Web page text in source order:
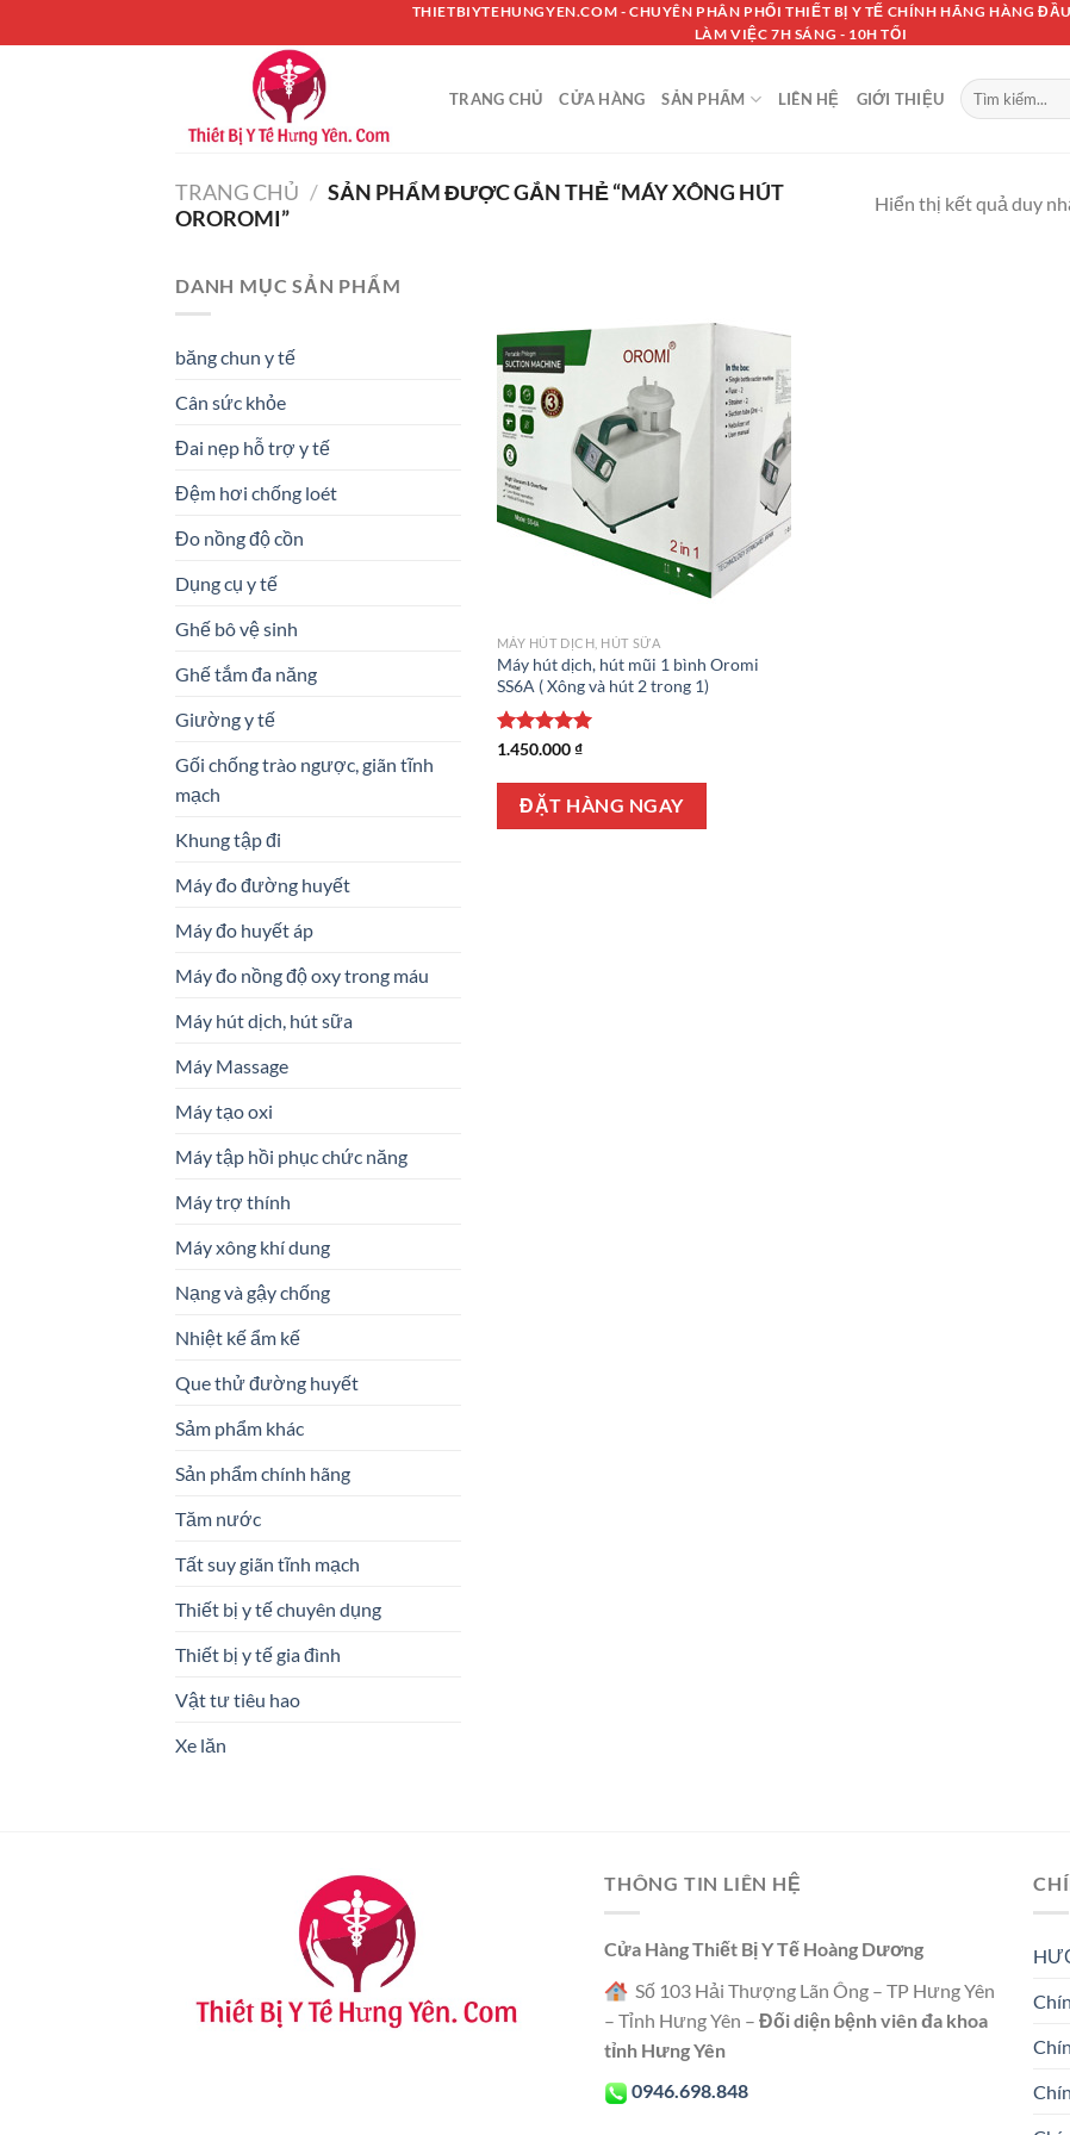
đến
THIETBIYTEHUNGYEN.COM - CHUYÊN PHÂN PHỐI THIẾT BỊ Y TẾ CHÍNH HÃNG HÀNG
LÀM VIỆC 7H SÁNG - 10H TỐI
TRANG CHỦ CỬA HÀNG SẢN PHẨM LIÊN HỆ GIỚI THIỆU
Tìm
kiếm:
TRANG CHỦ / SẢN PHẨM ĐƯỢC GẮN THẺ “MÁY XÔNG HÚT
OROROMI”
Hiển thị kết quả duy
DANH MỤC SẢN PHẨM
băng chun y tế
Cân sức khỏe
Đai nẹp hỗ trợ y tế
Đệm hơi chống loét
Đo nồng độ cồn
Dụng cụ y tế
Ghế bô vệ sinh
Ghế tắm đa năng
Giường y tế
Gối chống trào ngược, giãn tĩnh
mạch
Khung tập đi
Máy đo đường huyết
Máy đo huyết áp
Máy đo nồng độ oxy trong máu
Máy hút dịch, hút sữa
Máy Massage
Máy tạo oxi
Máy tập hồi phục chức năng
Máy trợ thính
Máy xông khí dung
Nạng và gậy chống
Nhiệt kế ẩm kế
Que thử đường huyết
Sảm phẩm khác
Sản phẩm chính hãng
Tăm nước
Tất suy giãn tĩnh mạch
Thiết bị y tế chuyên dụng
Thiết bị y tế gia đình
Vật tư tiêu hao
Xe lăn
MÁY HÚT DỊCH, HÚT SỮA
Máy hút dịch, hút mũi 1 bình Oromi
SS6A ( Xông và hút 2 trong 1)
Được xếp
5 sao
1.450.000₫
ĐẶT HÀNG NGAY
THÔNG TIN LIÊN HỆ
Cửa Hàng Thiết Bị Y Tế Hoàng Dương
Số 103 Hải Thượng Lãn Ông – TP Hưng Yên
– Tỉnh Hưng Yên – Đối diện bệnh viên đa khoa
tỉnh Hưng Yên
0946.698.848